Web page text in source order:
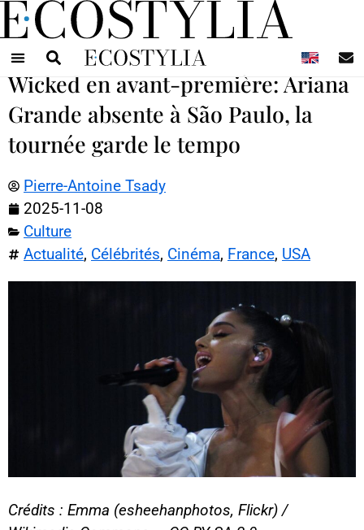
Wicked en avant-première: Ariana
Grande absente à São Paulo, la
tournée garde le tempo
Pierre-Antoine Tsady
2025-11-08
Culture
Actualité, Célébrités, Cinéma, France, USA
Crédits : Emma (esheehanphotos, Flickr) /